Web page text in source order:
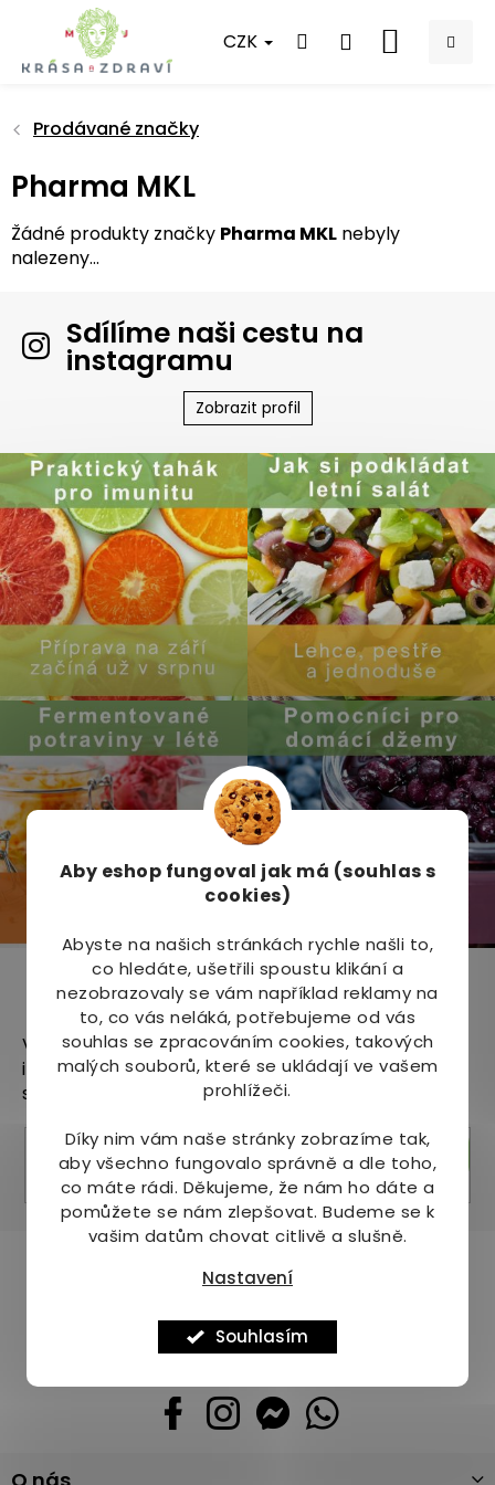
Aby eshop fungoval jak má (souhlas s
cookies)
Abyste na našich stránkách rychle našli to,
co hledáte, ušetřili spoustu klikání a
nezobrazovaly se vám například reklamy na
to, co vás neláká, potřebujeme od vás
souhlas se zpracováním cookies, takových
malých souborů, které se ukládají ve vašem
prohlížeči.
Díky nim vám naše stránky zobrazíme tak,
aby všechno fungovalo správně a dle toho,
co máte rádi. Děkujeme, že nám ho dáte a
pomůžete se nám zlepšovat. Budeme se k
vašim datům chovat citlivě a slušně.
Nastavení
Souhlasím
obsah
CZK
NÁKUPNÍ
Prodávané značky
Pharma MKL
Žádné produkty značky Pharma MKL nebyly
nalezeny...
Sdílíme naši cestu na
instagramu
Zobrazit profil
Odebírat newsletter
Vložte svůj e-mail a my vám budeme zasílat
informace o nových produktech na našem e-
shopu.
Přihlásit se
Pomůžeme vám s výběrem
+420 736 708 220
info@mj-krasazdravi.cz